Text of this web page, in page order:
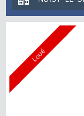
Loué